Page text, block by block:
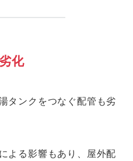
化
タンクをつなぐ配管も劣
よる影響もあり、屋外配